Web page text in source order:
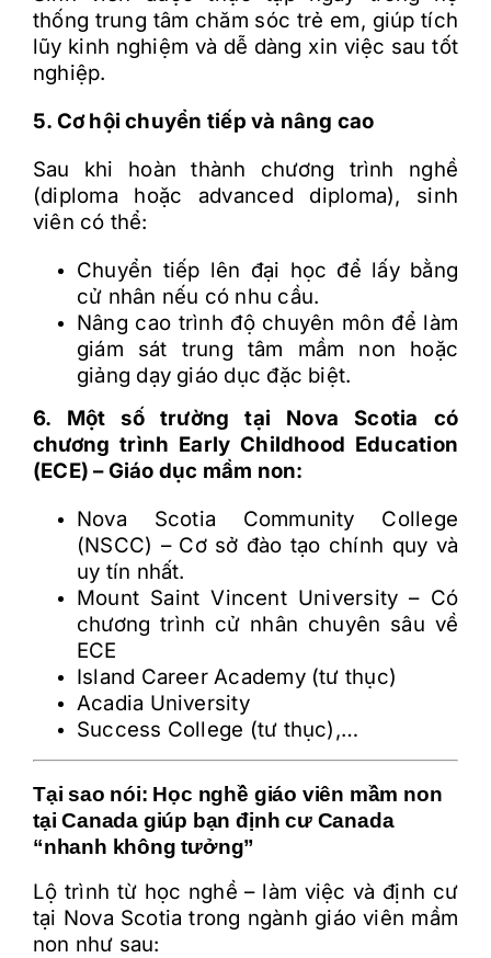
thống trung tâm chăm sóc trẻ em, giúp tích
lũy kinh nghiệm và dễ dàng xin việc sau tốt
nghiệp.
5. Cơ hội chuyển tiếp và nâng cao
Sau khi hoàn thành chương trình nghề
(diploma hoặc advanced diploma), sinh
viên có thể:
Chuyển tiếp lên đại học để lấy bằng
cử nhân nếu có nhu cầu.
Nâng cao trình độ chuyên môn để làm
giám sát trung tâm mầm non hoặc
giảng dạy giáo dục đặc biệt.
6. Một số trường tại Nova Scotia có
chương trình Early Childhood Education
(ECE) – Giáo dục mầm non:
Nova Scotia Community College
(NSCC) – Cơ sở đào tạo chính quy và
uy tín nhất.
Mount Saint Vincent University – Có
chương trình cử nhân chuyên sâu về
ECE
Island Career Academy (tư thục)
Acadia University
Success College (tư thục),…
Tại sao nói: Học nghề giáo viên mầm non
tại Canada giúp bạn định cư Canada
“nhanh không tưởng”
Lộ trình từ học nghề – làm việc và định cư
tại Nova Scotia trong ngành giáo viên mầm
non như sau: